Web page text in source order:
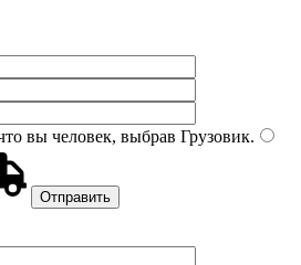
вы человек, выбрав Грузовик.